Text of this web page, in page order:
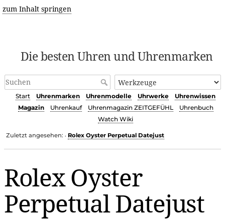
zum Inhalt springen
Die besten Uhren und Uhrenmarken
Start Uhrenmarken Uhrenmodelle Uhrwerke
Uhrenwissen
Magazin
Uhrenkauf Uhrenmagazin ZEITGEFÜHL
Uhrenbuch
Watch Wiki
Zuletzt angesehen: • Rolex Oyster Perpetual Datejust
Rolex Oyster
Perpetual Datejust